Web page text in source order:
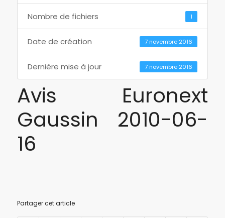
Nombre de fichiers 1
Date de création 7 novembre 2016
Dernière mise à jour 7 novembre 2016
Avis Euronext
Gaussin 2010-06-
16
Partager cet article